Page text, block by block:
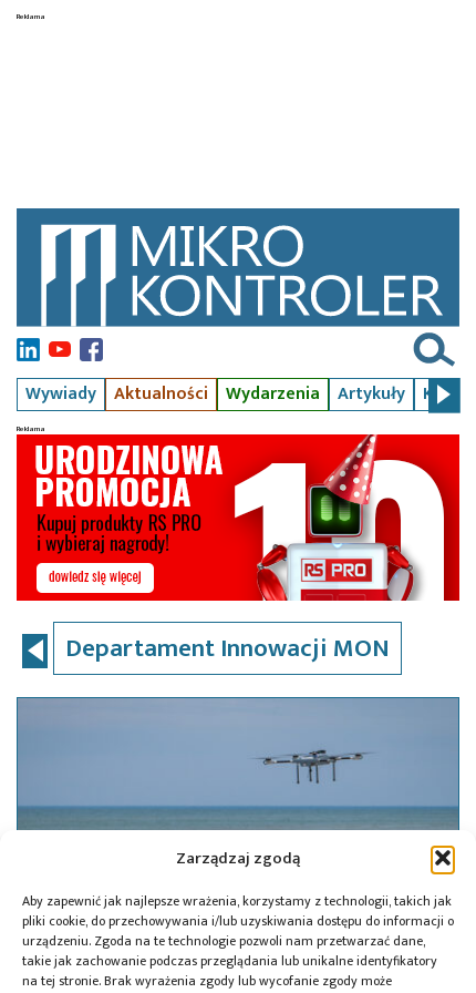
Zarządzaj zgodą
Aby zapewnić jak najlepsze wrażenia, korzystamy z technologii, takich jak
pliki cookie, do przechowywania i/lub uzyskiwania dostępu do informacji o
urządzeniu. Zgoda na te technologie pozwoli nam przetwarzać dane,
takie jak zachowanie podczas przeglądania lub unikalne identyfikatory
na tej stronie. Brak wyrażenia zgody lub wycofanie zgody może
Wywiady Aktualności Wydarzenia Artykuły Kursy
Departament Innowacji MON